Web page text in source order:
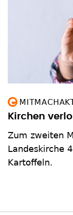
Kirchen
Zum zweiten
Landeskirche
Kartoffeln.